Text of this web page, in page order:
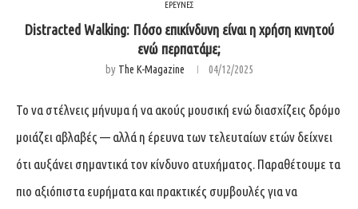
ΕΡΕΥΝΕΣ
Distracted Walking: Πόσο επικίνδυνη είναι η χρήση κινητού
ενώ περπατάμε;
by The K-Magazine 04/12/2025
Το να στέλνεις μήνυμα ή να ακούς μουσική ενώ διασχίζεις δρόμο
μοιάζει αβλαβές — αλλά η έρευνα των τελευταίων ετών δείχνει
ότι αυξάνει σημαντικά τον κίνδυνο ατυχήματος. Παραθέτουμε τα
πιο αξιόπιστα ευρήματα και πρακτικές συμβουλές για να